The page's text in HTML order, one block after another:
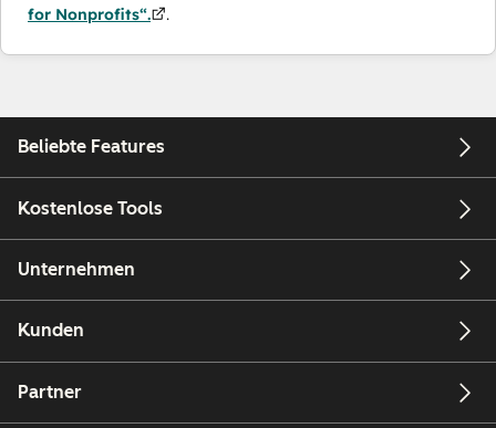
for Nonprofits“.
.
Beliebte Features
Kostenlose Tools
Unternehmen
Kunden
Partner